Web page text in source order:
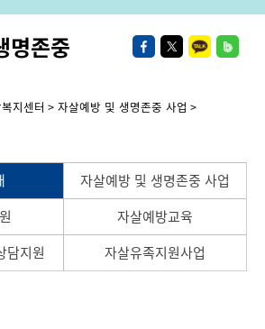
명존중
지센터 자살예방 및 생명존중 사업
자살예방 및 생명존중 사업
자살예방교육
담지원
자살유족지원사업